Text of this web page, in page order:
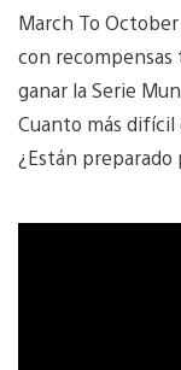
March To
con
ganar la Serie
Cuanto más difícil
¿Están